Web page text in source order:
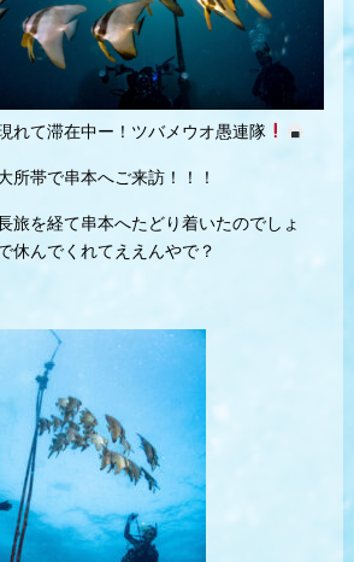
れて滞在中ー！ツバメウオ愚連隊
所帯で串本へご来訪！！！
旅を経て串本へたどり着いたのでしょ
休んでくれてええんやで？